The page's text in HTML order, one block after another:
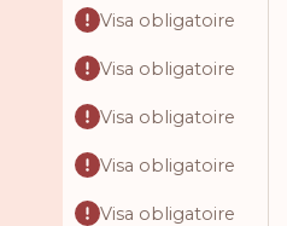
Visa obligatoire
Visa obligatoire
Visa obligatoire
Visa obligatoire
Visa obligatoire